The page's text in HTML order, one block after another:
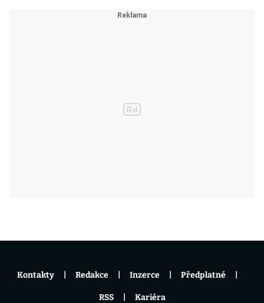
Kontakty Redakce Inzerce Předplatné
RSS Kariéra